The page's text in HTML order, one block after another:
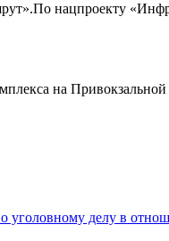
нацпроекту
на
уголовному делу в